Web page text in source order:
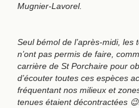
Mugnier-Lavorel.
Seul bémol de l’après-midi, les
n’ont pas permis de faire,
carrière de St Porchaire pour
d’écouter toutes ces espèces
fréquentant nos milieux et
tenues étaient décontractées 😉.